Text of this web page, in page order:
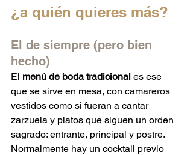
¿a quién quieres más?
El de siempre (pero bien
hecho)
El menú de boda tradicional es ese
que se sirve en mesa, con camareros
vestidos como si fueran a cantar
zarzuela y platos que siguen un orden
sagrado: entrante, principal y postre.
Normalmente hay un cocktail previo